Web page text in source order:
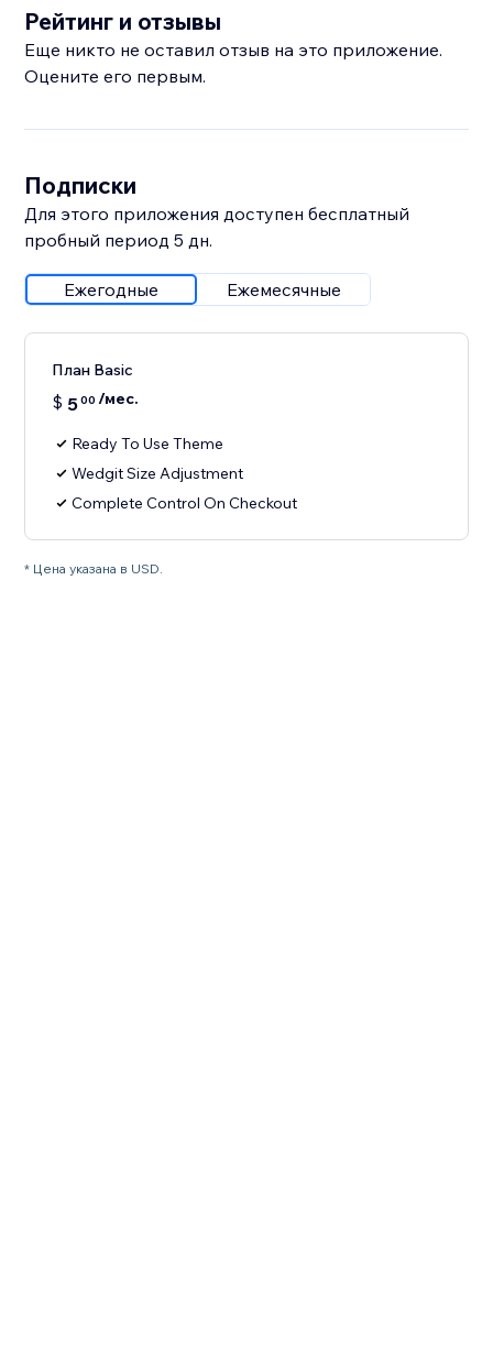
Рейтинг и отзывы
Еще никто не оставил отзыв на это приложение.
Оцените его первым.
Подписки
Для этого приложения доступен бесплатный
пробный период 5 дн.
Ежегодные Ежемесячные
План Basic
$ 500 /мес.
Ready To Use Theme
Wedgit Size Adjustment
Complete Control On Checkout
* Цена указана в USD.